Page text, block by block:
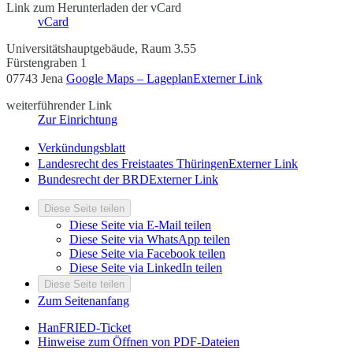
Link zum Herunterladen der vCard
vCard
Universitätshauptgebäude, Raum 3.55
Fürstengraben 1
07743 Jena Google Maps – LageplanExterner Link
weiterführender Link
Zur Einrichtung
Verkündungsblatt
Landesrecht des Freistaates ThüringenExterner Link
Bundesrecht der BRDExterner Link
Diese Seite teilen
Diese Seite via E-Mail teilen
Diese Seite via WhatsApp teilen
Diese Seite via Facebook teilen
Diese Seite via LinkedIn teilen
Diese Seite teilen
Zum Seitenanfang
HanFRIED-Ticket
Hinweise zum Öffnen von PDF-Dateien